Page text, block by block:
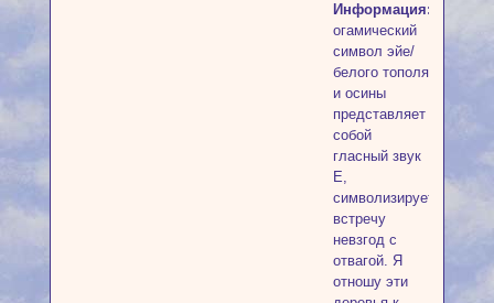
Информация:
огамический
символ эйе/
белого тополя
и осины
представляет
собой
гласный звук
Е,
символизирует
встречу
невзгод с
отвагой. Я
отношу эти